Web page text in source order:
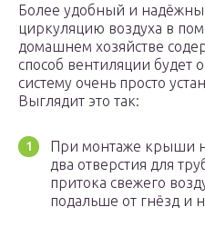
Более удобный и
циркуляцию воздуха в
домашнем хозяйстве
способ вентиляции будет
систему очень просто
Выглядит это так:
При монтаже крыши
два отверстия для
притока свежего
подальше от гнёзд и